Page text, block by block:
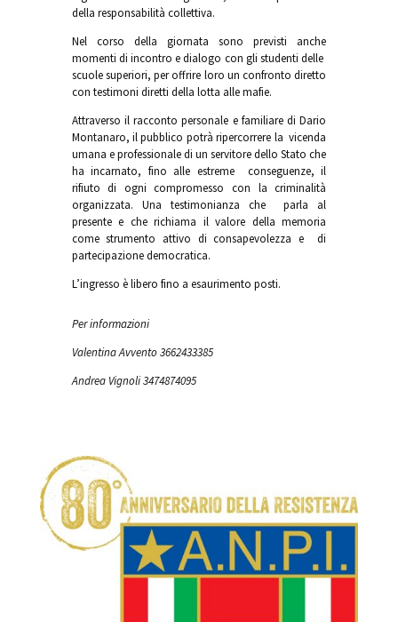
della responsabilità collettiva.
Nel corso della giornata sono previsti anche
momenti di incontro e dialogo con gli studenti delle
scuole superiori, per offrire loro un confronto diretto
con testimoni diretti della lotta alle mafie.
Attraverso il racconto personale e familiare di Dario
Montanaro, il pubblico potrà ripercorrere la vicenda
umana e professionale di un servitore dello Stato che
ha incarnato, fino alle estreme conseguenze, il
rifiuto di ogni compromesso con la criminalità
organizzata. Una testimonianza che parla al
presente e che richiama il valore della memoria
come strumento attivo di consapevolezza e di
partecipazione democratica.
L’ingresso è libero fino a esaurimento posti.
Per informazioni
Valentina Avvento 3662433385
Andrea Vignoli 3474874095